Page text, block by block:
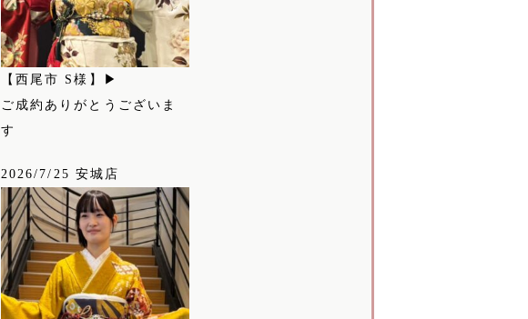
【西尾市 S様】▶
ご成約ありがとうございま
す
2026/7/25 安城店